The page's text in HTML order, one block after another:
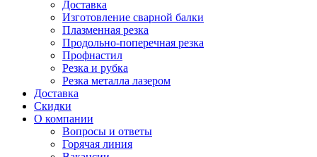
Доставка
Изготовление сварной балки
Плазменная резка
Продольно-поперечная резка
Профнастил
Резка и рубка
Резка металла лазером
Доставка
Скидки
О компании
Вопросы и ответы
Горячая линия